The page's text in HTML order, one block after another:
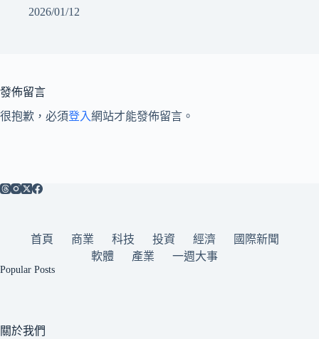
2026/01/12
發佈留言
很抱歉，必須登入網站才能發佈留言。
首頁 商業 科技 投資 經濟
國際新聞
軟體
產業 一週大事
Popular Posts
關於我們